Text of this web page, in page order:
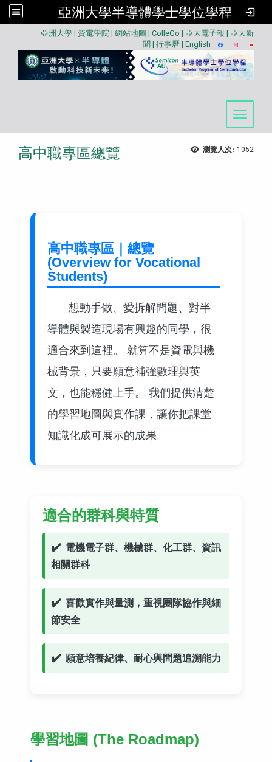
亞洲大學半導體學士學位學程
亞洲大學 | 資電學院 | 網站地圖 | ColleGo | 亞大電子報 | 亞大新
聞 | 行事曆| English
Toggle
瀏覽人次: 1052
高中職專區總覽
高中職專區｜總覽
(Overview for Vocational
Students)
想動手做、愛拆解問題、對半
導體與製造現場有興趣的同學，很
適合來到這裡。 就算不是資電與機
械背景，只要願意補強數理與英
文，也能穩健上手。 我們提供清楚
的學習地圖與實作課，讓你把課堂
知識化成可展示的成果。
適合的群科與特質
電機電子群、機械群、化工群、資訊
相關群科
喜歡實作與量測，重視團隊協作與細
節安全
願意培養紀律、耐心與問題追溯能力
學習地圖 (The Roadmap)